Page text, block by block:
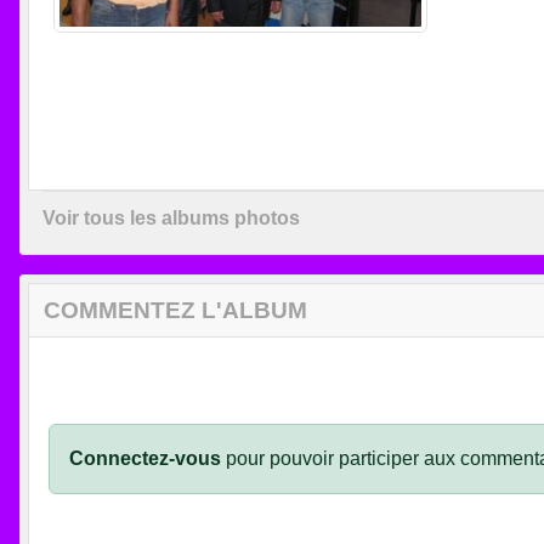
Voir tous les albums photos
COMMENTEZ L'ALBUM
Connectez-vous pour pouvoir participer aux